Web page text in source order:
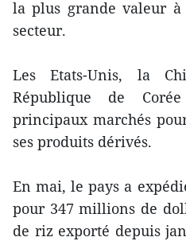
la plus grande valeur
secteur.
Les Etats-Unis, la
République de
principaux marchés
ses produits dérivés.
En mai, le pays a
pour 347 millions de
de riz exporté depuis